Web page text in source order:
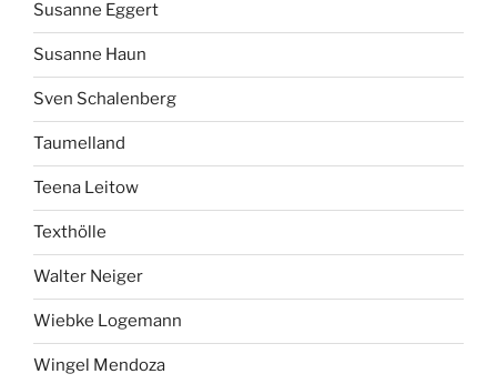
Susanne Eggert
Susanne Haun
Sven Schalenberg
Taumelland
Teena Leitow
Texthölle
Walter Neiger
Wiebke Logemann
Wingel Mendoza